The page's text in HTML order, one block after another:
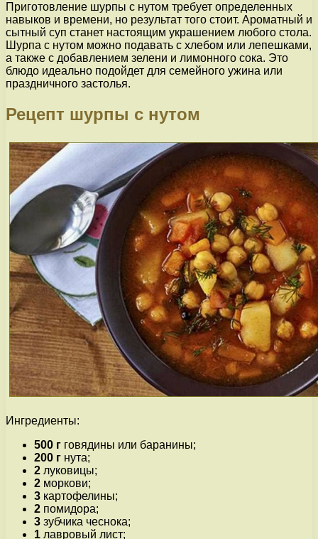
Приготовление шурпы с нутом требует определенных
навыков и времени, но результат того стоит. Ароматный и
сытный суп станет настоящим украшением любого стола.
Шурпа с нутом можно подавать с хлебом или лепешками,
а также с добавлением зелени и лимонного сока. Это
блюдо идеально подойдет для семейного ужина или
праздничного застолья.
Рецепт шурпы с нутом
Ингредиенты:
500 г говядины или баранины;
200 г нута;
2 луковицы;
2 моркови;
3 картофелины;
2 помидора;
3 зубчика чеснока;
1 лавровый лист;